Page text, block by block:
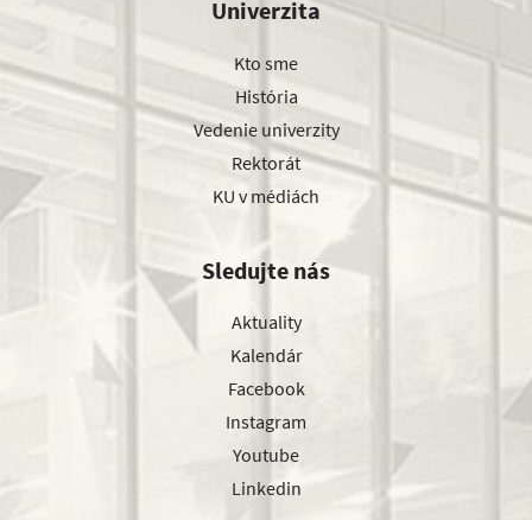
Univerzita
Kto sme
História
Vedenie univerzity
Rektorát
KU v médiách
Sledujte nás
Aktuality
Kalendár
Facebook
Instagram
Youtube
Linkedin